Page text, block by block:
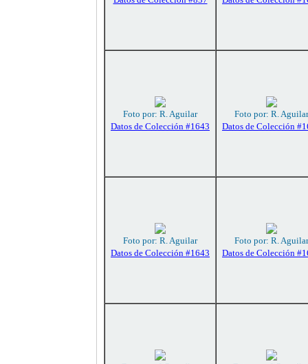
Foto por: R. Aguilar
Datos de Colección #1643
Foto por: R. Aguilar
Datos de Colección
Foto por: R. Aguilar
Datos de Colección #1643
Foto por: R. Aguilar
Datos de Colección